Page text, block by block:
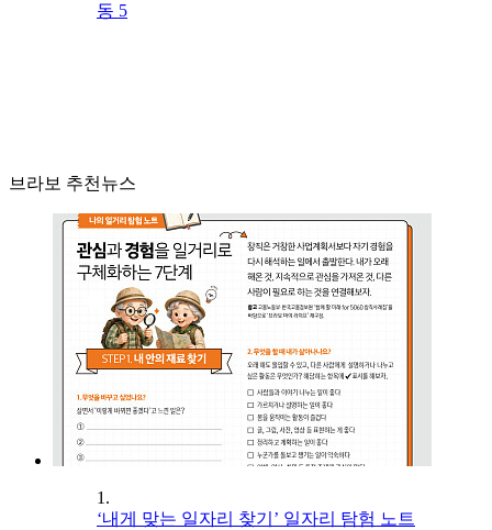
동 5
브라보 추천뉴스
1.
‘내게 맞는 일자리 찾기’ 일자리 탐험 노트